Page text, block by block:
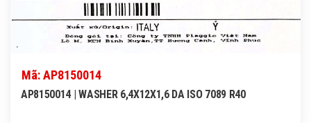
Mã: AP8150014
AP8150014 | WASHER 6,4X12X1,6 DA ISO 7089 R40